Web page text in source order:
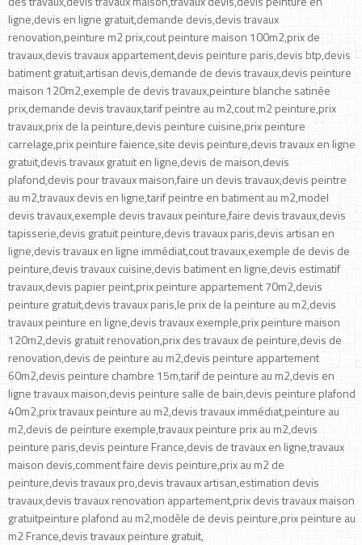
ligne,devis en ligne gratuit,demande devis,devis travaux
renovation,peinture m2 prix,cout peinture maison 100m2,prix de
travaux,devis travaux appartement,devis peinture paris,devis btp,devis
batiment gratuit,artisan devis,demande de devis travaux,devis peinture
maison 120m2,exemple de devis travaux,peinture blanche satinée
prix,demande devis travaux,tarif peintre au m2,cout m2 peinture,prix
travaux,prix de la peinture,devis peinture cuisine,prix peinture
carrelage,prix peinture faience,site devis peinture,devis travaux en ligne
gratuit,devis travaux gratuit en ligne,devis de maison,devis
plafond,devis pour travaux maison,faire un devis travaux,devis peintre
au m2,travaux devis en ligne,tarif peintre en batiment au m2,model
devis travaux,exemple devis travaux peinture,faire devis travaux,devis
tapisserie,devis gratuit peinture,devis travaux paris,devis artisan en
ligne,devis travaux en ligne immédiat,cout travaux,exemple de devis de
peinture,devis travaux cuisine,devis batiment en ligne,devis estimatif
travaux,devis papier peint,prix peinture appartement 70m2,devis
peinture gratuit,devis travaux paris,le prix de la peinture au m2,devis
travaux peinture en ligne,devis travaux exemple,prix peinture maison
120m2,devis gratuit renovation,prix des travaux de peinture,devis de
renovation,devis de peinture au m2,devis peinture appartement
60m2,devis peinture chambre 15m,tarif de peinture au m2,devis en
ligne travaux maison,devis peinture salle de bain,devis peinture plafond
40m2,prix travaux peinture au m2,devis travaux immédiat,peinture au
m2,devis de peinture exemple,travaux peinture prix au m2,devis
peinture paris,devis peinture France,devis de travaux en ligne,travaux
maison devis,comment faire devis peinture,prix au m2 de
peinture,devis travaux pro,devis travaux artisan,estimation devis
travaux,devis travaux renovation appartement,prix devis travaux maison
gratuitpeinture plafond au m2,modèle de devis peinture,prix peinture au
m2 France,devis travaux peinture gratuit,